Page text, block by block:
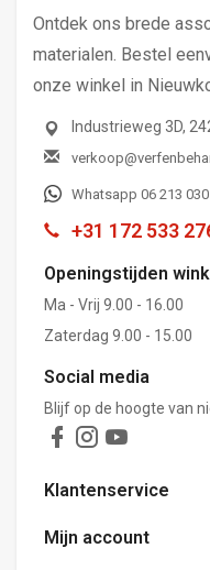
Ontdek ons brede
materialen. Bestel
onze winkel in
Industrieweg 3D,
Whatsapp 06 213
+31 172 533
Openingstijden
Ma - Vrij 9.00 - 16.00
Zaterdag 9.00 - 15.00
Social media
Blijf op de hoogte van
Klantenservice
Mijn account